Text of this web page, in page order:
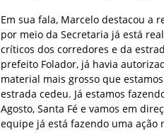
Em sua fala, Marcelo destacou a
por meio da Secretaria já está
críticos dos corredores e da
prefeito Folador, já havia
material mais grosso que
estrada cedeu. Já estamos
Agosto, Santa Fé e vamos em
equipe já está fazendo uma